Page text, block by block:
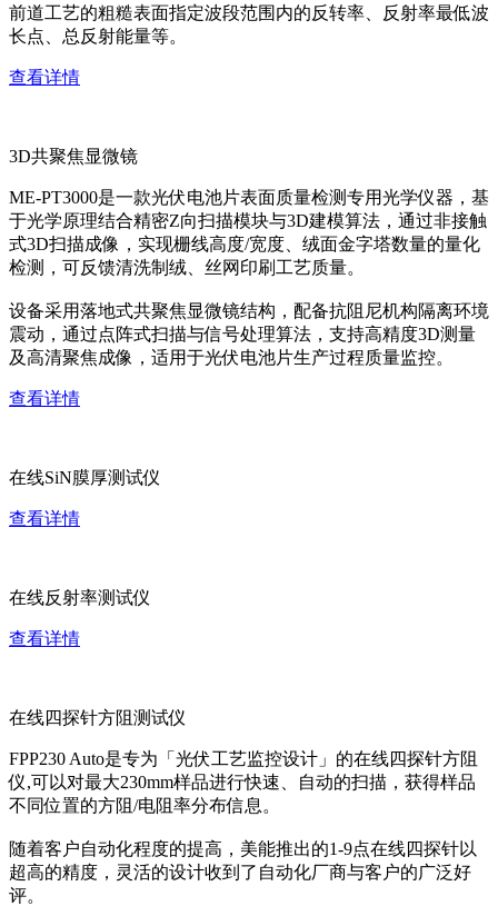
前道工艺的粗糙表面指定波段范围内的反转率、反射率最低波
长点、总反射能量等。
查看详情
3D共聚焦显微镜
ME-PT3000是一款光伏电池片表面质量检测专用光学仪器，基
于光学原理结合精密Z向扫描模块与3D建模算法，通过非接触
式3D扫描成像，实现栅线高度/宽度、绒面金字塔数量的量化
检测，可反馈清洗制绒、丝网印刷工艺质量。
设备采用落地式共聚焦显微镜结构，配备抗阻尼机构隔离环境
震动，通过点阵式扫描与信号处理算法，支持高精度3D测量
及高清聚焦成像，适用于光伏电池片生产过程质量监控。
查看详情
在线SiN膜厚测试仪
查看详情
在线反射率测试仪
查看详情
在线四探针方阻测试仪
FPP230 Auto是专为「光伏工艺监控设计」的在线四探针方阻
仪,可以对最大230mm样品进行快速、自动的扫描，获得样品
不同位置的方阻/电阻率分布信息。
随着客户自动化程度的提高，美能推出的1-9点在线四探针以
超高的精度，灵活的设计收到了自动化厂商与客户的广泛好
评。